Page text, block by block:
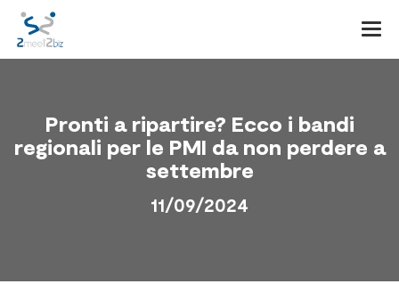
Pronti a ripartire? Ecco i bandi
regionali per le PMI da non perdere a
settembre
11/09/2024